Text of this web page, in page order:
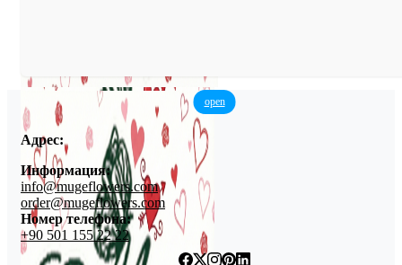
open
Адрес:
Информация:
info@mugeflowers.com
order@mugeflowers.com
Номер телефона:
+90 501 155 22 22